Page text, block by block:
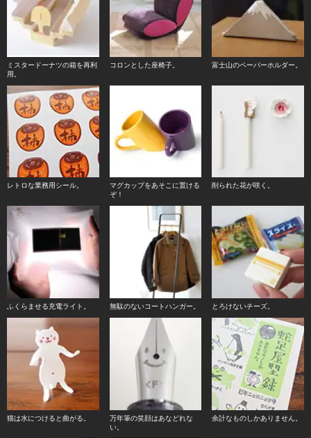
ミスタードーナツの箱を再利
用。
コロンとした座椅子。 富士山のペーパーホルダー。
レトロな業務用シール。
マグカップをあそこに置ける
ぞ！
削られた花が咲く。
ふくらませる充電ライト。 無駄のないコートハンガー。 とろけないチーズ。
猫は水につけると曲がる。
万年筆の笑顔はあなどれな
い。
余計なものしかありません。